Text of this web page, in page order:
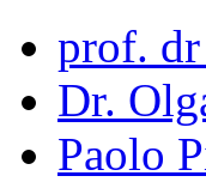
prof.
Dr.
Paolo